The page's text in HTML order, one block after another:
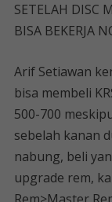
SETELAH DISC
BISA BEKERJA
Arif Setiawan
bisa membeli
500-700
sebelah kanan
nabung, beli
upgrade rem,